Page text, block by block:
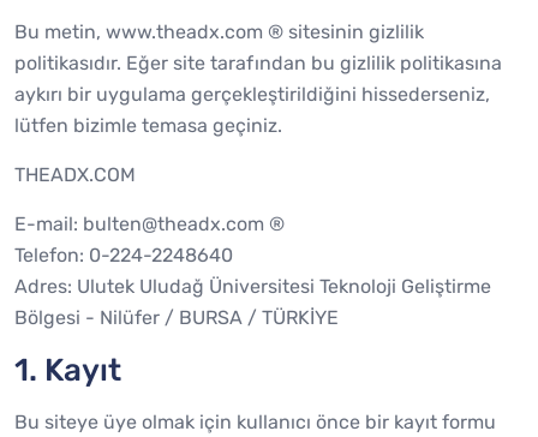
Bu metin, www.theadx.com ® sitesinin gizlilik
politikasıdır. Eğer site tarafından bu gizlilik politikasına
aykırı bir uygulama gerçekleştirildiğini hissederseniz,
lütfen bizimle temasa geçiniz.
THEADX.COM
E-mail: bulten@theadx.com ®
Telefon: 0-224-2248640
Adres: Ulutek Uludağ Üniversitesi Teknoloji Geliştirme
Bölgesi - Nilüfer / BURSA / TÜRKİYE
1. Kayıt
Bu siteye üye olmak için kullanıcı önce bir kayıt formu